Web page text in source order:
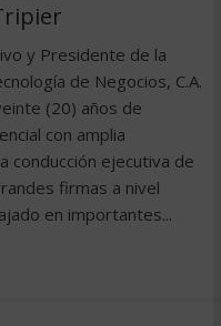
y Presidente de la
de Negocios, C.A.
(20) años de
con amplia
conducción ejecutiva de
firmas a nivel
en importantes...